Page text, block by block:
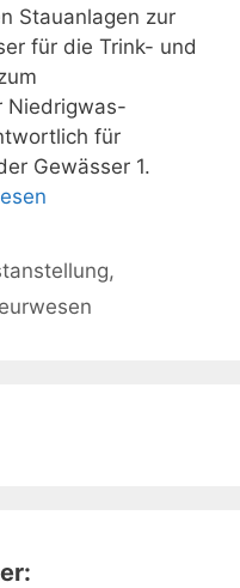
Stauanlagen zur
für die Trink- und
Niedrigwas-
für
Gewässer 1.
,